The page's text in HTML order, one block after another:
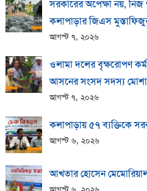
সরকারের অপেক্ষা নয়, নিজ
কলাপাড়ার জিএস
আগস্ট ৭, ২০২৬
ওলামা দলের বৃক্ষরোপণ
আসনের সংসদ সদস্য
আগস্ট ৭, ২০২৬
কলাপাড়ায় ​৫৭ ব্যক্তিকে
আগস্ট ৬, ২০২৬
আখতার হোসেন